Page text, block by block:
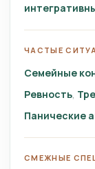
ЧАСТЫЕ
Семейные
Ревность
Панические
СМЕЖНЫЕ